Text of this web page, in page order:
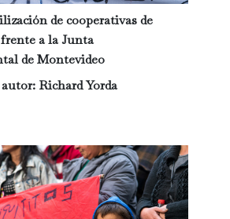
de cooperativas de
a la Junta
de Montevideo
Richard Yorda